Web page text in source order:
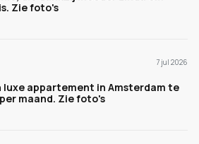
Zie foto's
7 jul 2026
luxe appartement in Amsterdam te
maand. Zie foto's